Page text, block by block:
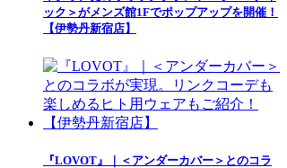
ック＞がメンズ館1Fでポップアップを開催！
【伊勢丹新宿店】
『LOVOT』｜＜アンダーカバー＞とのコラ